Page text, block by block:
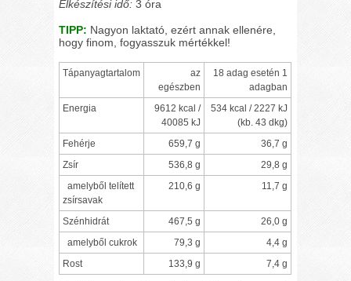
Elkészítési idő: 3 óra
TIPP: Nagyon laktató, ezért annak ellenére,
hogy finom, fogyasszuk mértékkel!
Tápanyagtartalom
az
egészben
18 adag esetén 1
adagban
Energia
9612 kcal /
40085 kJ
534 kcal / 2227 kJ
(kb. 43 dkg)
Fehérje
659,7 g
36,7 g
Zsír
536,8 g
29,8 g
amelyből telített
zsírsavak
210,6 g 11,7 g
Szénhidrát 467,5 g
26,0 g
amelyből cukrok
79,3 g
4,4 g
Rost
133,9 g 7,4 g